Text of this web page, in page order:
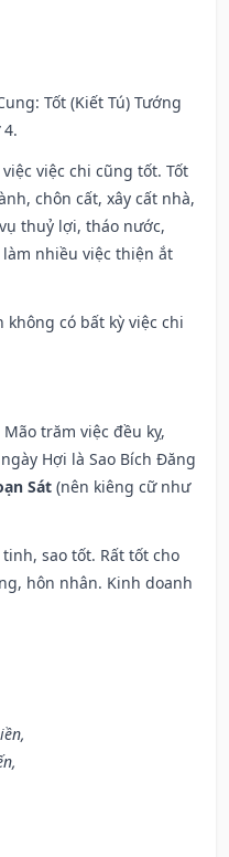
Tốt (Kiết Tú) Tướng
việc chi cũng tốt. Tốt
chôn cất, xây cất nhà,
thuỷ lợi, tháo nước,
nhiều việc thiện ắt
không có bất kỳ việc chi
trăm việc đều kỵ,
Hợi là Sao Bích Đăng
Sát (nên kiêng cữ như
sao tốt. Rất tốt cho
hôn nhân. Kinh doanh